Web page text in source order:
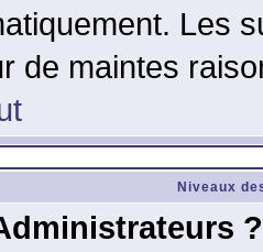
Les
de maintes
Niveaux
?